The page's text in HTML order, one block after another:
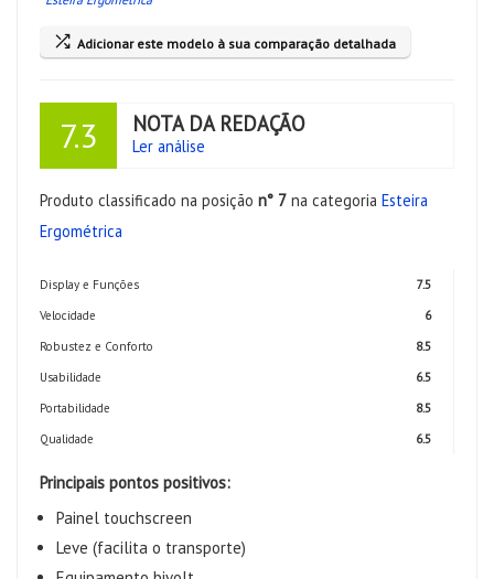
Adicionar este modelo à sua comparação detalhada
7.3 NOTA DA REDAÇÃO
Ler análise
Produto classificado na posição n° 7 na categoria Esteira
Ergométrica
Display e Funções
7.5
Velocidade
6
Robustez e Conforto
8.5
Usabilidade
6.5
Portabilidade
8.5
Qualidade
6.5
Principais pontos positivos:
Painel touchscreen
Leve (facilita o transporte)